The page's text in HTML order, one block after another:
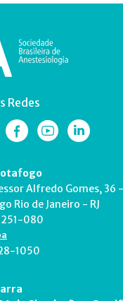
Redes
Alfredo Gomes, 36 -
Rio de Janeiro - RJ
080
1050